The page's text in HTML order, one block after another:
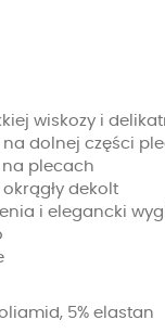
wiskozy i
dolnej części
na plecach
dekolt
i elegancki
5% elastan